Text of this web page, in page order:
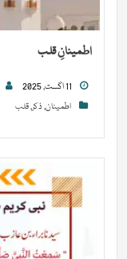
اطمینانِ قلب
اطمینان,ذکر,قلب